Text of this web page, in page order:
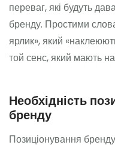
переваг, які будуть
бренду. Простими
ярлик», який
той сенс, який мають на
Необхідність
бренду
Позиціонування